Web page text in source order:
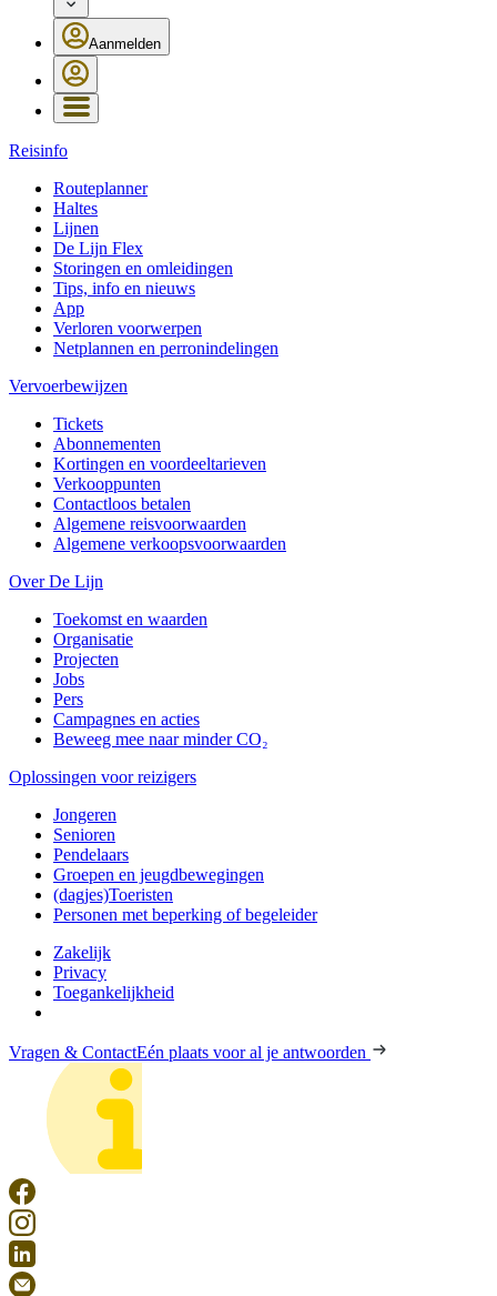
Aanmelden
Reisinfo
Routeplanner
Haltes
Lijnen
De Lijn Flex
Storingen en omleidingen
Tips, info en nieuws
App
Verloren voorwerpen
Netplannen en perronindelingen
Vervoerbewijzen
Tickets
Abonnementen
Kortingen en voordeeltarieven
Verkooppunten
Contactloos betalen
Algemene reisvoorwaarden
Algemene verkoopsvoorwaarden
Over De Lijn
Toekomst en waarden
Organisatie
Projecten
Jobs
Pers
Campagnes en acties
Beweeg mee naar minder CO₂
Oplossingen voor reizigers
Jongeren
Senioren
Pendelaars
Groepen en jeugdbewegingen
(dagjes)Toeristen
Personen met beperking of begeleider
Zakelijk
Privacy
Toegankelijkheid
Vragen & ContactEén plaats voor al je antwoorden